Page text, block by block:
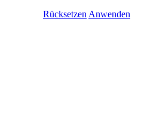
Rücksetzen Anwenden